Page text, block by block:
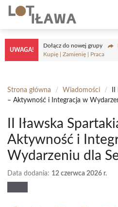
Przejdź
treści
UWAGA!
Dołącz do nowej grupy
Kupię | Zamienię | Praca
Strona główna / Wiadomości /
– Aktywność i Integracja w
II Iławska
Aktywność i
Wydarzeniu dla
Data dodania: 12 czerwca 2026 r.